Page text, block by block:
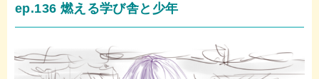
ep.136 燃える学び舎と少年